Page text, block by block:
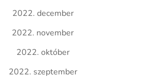
2022. december
2022. november
2022. október
2022. szeptember